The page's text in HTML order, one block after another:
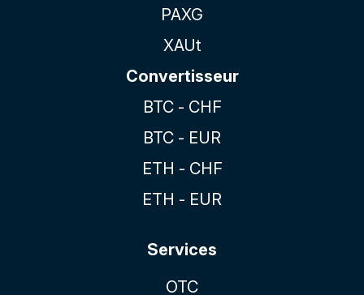
PAXG
XAUt
Convertisseur
BTC - CHF
BTC - EUR
ETH - CHF
ETH - EUR
Services
OTC